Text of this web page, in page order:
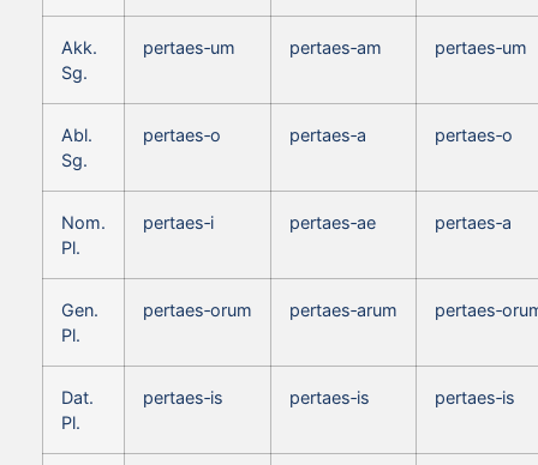
Akk.
Sg.
pertaes‑um pertaes‑am pertaes‑um
Abl.
Sg.
pertaes‑o pertaes‑a pertaes‑o
Nom.
Pl.
pertaes‑i pertaes‑ae pertaes‑a
Gen.
Pl.
pertaes‑orum pertaes‑arum
Dat.
Pl.
pertaes‑is pertaes‑is pertaes‑is